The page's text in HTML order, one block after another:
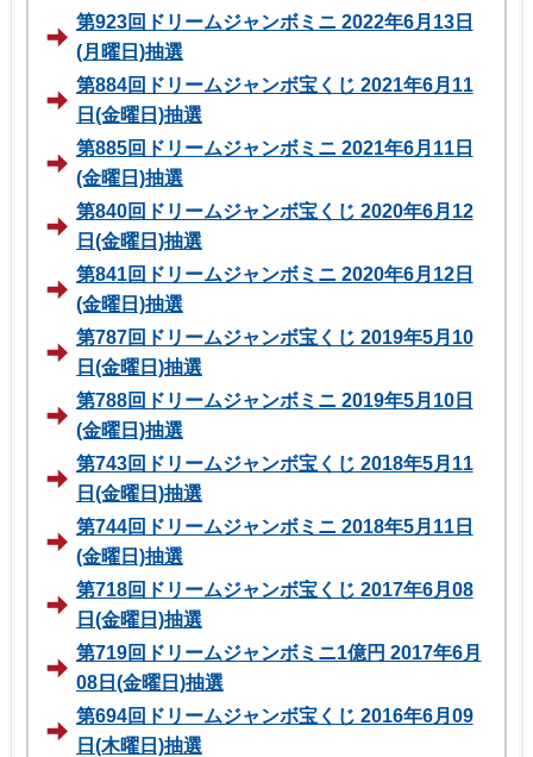
第923回ドリームジャンボミニ 2022年6月13日
(月曜日)抽選
第884回ドリームジャンボ宝くじ 2021年6月11
日(金曜日)抽選
第885回ドリームジャンボミニ 2021年6月11日
(金曜日)抽選
第840回ドリームジャンボ宝くじ 2020年6月12
日(金曜日)抽選
第841回ドリームジャンボミニ 2020年6月12日
(金曜日)抽選
第787回ドリームジャンボ宝くじ 2019年5月10
日(金曜日)抽選
第788回ドリームジャンボミニ 2019年5月10日
(金曜日)抽選
第743回ドリームジャンボ宝くじ 2018年5月11
日(金曜日)抽選
第744回ドリームジャンボミニ 2018年5月11日
(金曜日)抽選
第718回ドリームジャンボ宝くじ 2017年6月08
日(金曜日)抽選
第719回ドリームジャンボミニ1億円 2017年6月
08日(金曜日)抽選
第694回ドリームジャンボ宝くじ 2016年6月09
日(木曜日)抽選